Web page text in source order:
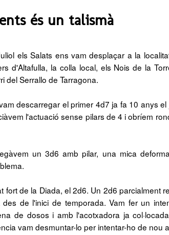
és un talismà
els Salats ens vam desplaçar a la
d'Altafulla, la colla local, els Nois de la
del Serrallo de Tarragona.
descarregar el primer 4d7 ja fa 10 anys
l'actuació sense pilars de 4 i obríem
un 3d6 amb pilar, una mica
fort de la Diada, el 2d6. Un 2d6 parcialment
de l'inici de temporada. Vam fer un
de dosos i amb l'acotxadora ja
vam desmuntar-lo per intentar-ho de nou